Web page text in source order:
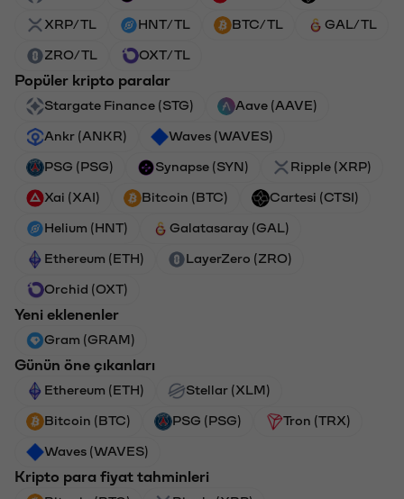
XRP/TL HNT/TL BTC/TL GAL/TL
ZRO/TL OXT/TL
Popüler kripto paralar
Stargate Finance (STG) Aave (AAVE)
Ankr (ANKR) Waves (WAVES)
PSG (PSG) Synapse (SYN) Ripple (XRP)
Xai (XAI) Bitcoin (BTC) Cartesi (CTSI)
Helium (HNT) Galatasaray (GAL)
Ethereum (ETH) LayerZero (ZRO)
Orchid (OXT)
Yeni eklenenler
Gram (GRAM)
Günün öne çıkanları
Ethereum (ETH) Stellar (XLM)
Bitcoin (BTC) PSG (PSG) Tron (TRX)
Waves (WAVES)
Kripto para fiyat tahminleri